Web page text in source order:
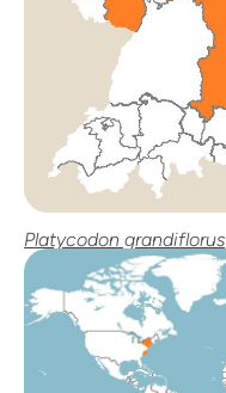
Platycodon grandiflorus